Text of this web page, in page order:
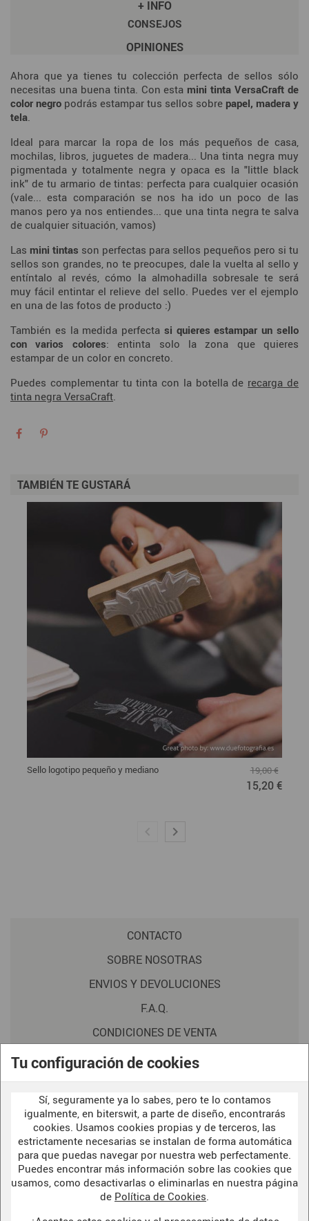
Tu configuración de cookies
Sí, seguramente ya lo sabes, pero te lo contamos
igualmente, en biterswit, a parte de diseño, encontrarás
cookies. Usamos cookies propias y de terceros, las
estrictamente necesarias se instalan de forma automática
para que puedas navegar por nuestra web perfectamente.
Puedes encontrar más información sobre las cookies que
usamos, como desactivarlas o eliminarlas en nuestra página
de Política de Cookies.
+ INFO
CONSEJOS
OPINIONES
Ahora que ya tienes tu colección perfecta de sellos sólo
necesitas una buena tinta. Con esta mini tinta VersaCraft de
color negro podrás estampar tus sellos sobre papel, madera y
tela.
Ideal para marcar la ropa de los más pequeños de casa,
mochilas, libros, juguetes de madera... Una tinta negra muy
pigmentada y totalmente negra y opaca es la "little black
ink" de tu armario de tintas: perfecta para cualquier ocasión
(vale... esta comparación se nos ha ido un poco de las
manos pero ya nos entiendes... que una tinta negra te salva
de cualquier situación, vamos)
Las mini tintas son perfectas para sellos pequeños pero si tu
sellos son grandes, no te preocupes, dale la vuelta al sello y
entíntalo al revés, cómo la almohadilla sobresale te será
muy fácil entintar el relieve del sello. Puedes ver el ejemplo
en una de las fotos de producto :)
También es la medida perfecta si quieres estampar un sello
con varios colores: entinta solo la zona que quieres
estampar de un color en concreto.
Puedes complementar tu tinta con la botella de recarga de
tinta negra VersaCraft.
TAMBIÉN TE GUSTARÁ
Sello logotipo pequeño y mediano 19,00 €
15,20 €
CONTACTO
SOBRE NOSOTRAS
ENVIOS Y DEVOLUCIONES
F.A.Q.
CONDICIONES DE VENTA
POLITICA DE PRIVACIDAD
AVISO LEGAL
POLÍTICA DE COOKIES
WELCOME TO OUR
DARK SIDE